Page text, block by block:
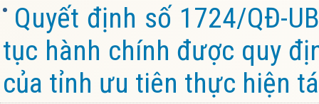
Quyết định số 1724/QĐ-
tục hành chính được quy
của tỉnh ưu tiên thực hiện